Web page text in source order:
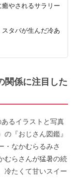
やされるサラリー
タバが生んだ冷あ
関係に注目した
るイラストと写真
『おじさん図鑑』
・なかむらるみさ
むらさんが猛暑の続
冷たくて甘いスイー